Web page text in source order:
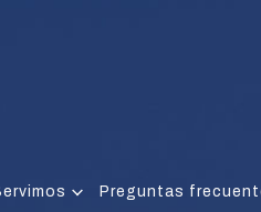
Preguntas